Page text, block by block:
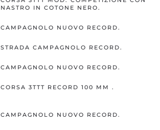
NASTRO IN COTONE NERO.
CAMPAGNOLO NUOVO RECORD.
STRADA CAMPAGNOLO RECORD.
CAMPAGNOLO NUOVO RECORD.
CORSA 3TTT RECORD 100 MM .
CAMPAGNOLO NUOVO RECORD.